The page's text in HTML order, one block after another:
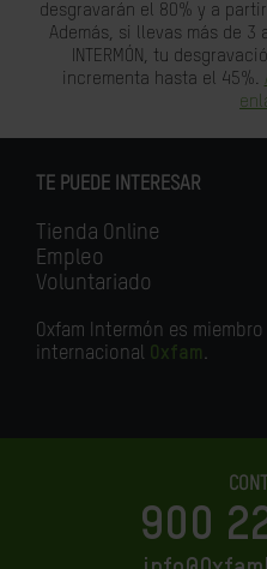
desgravarán el 80% y a
Además, si llevas más de 3
INTERMÓN, tu
incrementa hasta el 45%.
TE PUEDE INTERESAR
Tienda Online
Empleo
Voluntariado
Oxfam Intermón es
internacional Oxfam.
900